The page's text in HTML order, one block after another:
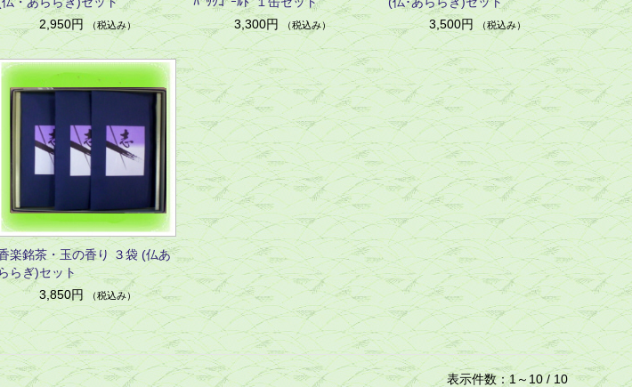
2,950円 （税込み）
3,300円
（税込み）
3,500円
（税込み）
楽銘茶・玉の香り ３袋 (仏あ
らぎ)セット
3,850円
（税込み）
表示件数：1～10 / 10